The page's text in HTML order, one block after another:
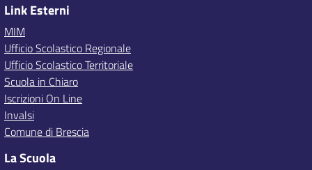
Link Esterni
MIM
Ufficio Scolastico Regionale
Ufficio Scolastico Territoriale
Scuola in Chiaro
Iscrizioni On Line
Invalsi
Comune di Brescia
La Scuola